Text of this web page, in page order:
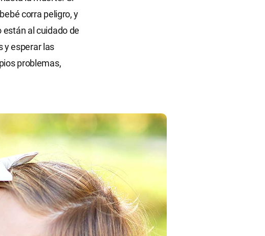
corra peligro, y
están al cuidado de
y esperar las
problemas,